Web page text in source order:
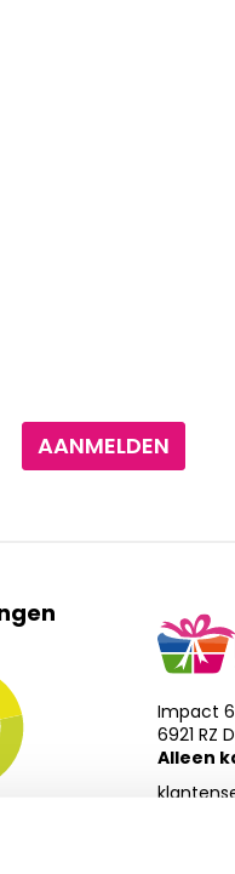
AANMELDEN
Impact
6921 RZ
Alleen